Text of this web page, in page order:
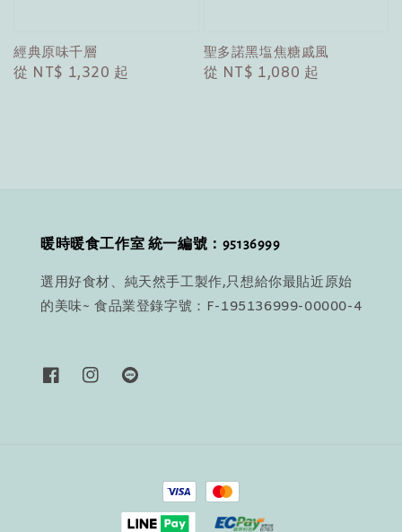
經典原味千層
Regular
從 NT$ 1,320 起
聖多諾黑塩焦糖戚風
Regular
從 NT$ 1,080 起
暖時暖食工作室 統一編號：95136999
選用好食材、純天然手工製作,只想給你最貼近原始
的美味~ 食品業登錄字號：F-195136999-00000-4